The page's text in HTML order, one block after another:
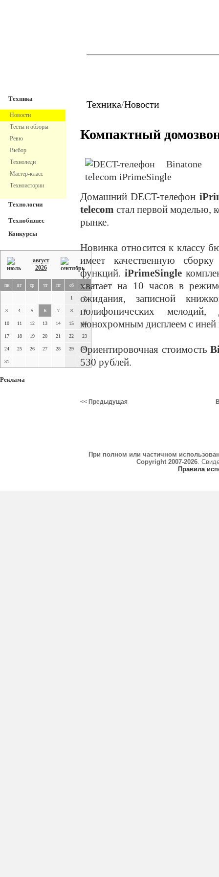
Техника
Новости
Тесты и обзоры
Ревю
Выбор
Техноледи
Мастер-класс
Техноистории
Технологии
Технобизнес
Конкурсы
август
2026
пн вт ср чт пт сб вс
1 2
3 4 5 6 7 8 9
10 11 12 13 14 15 16
17 18 19 20 21 22 23
24 25 26 27 28 29 30
31
Реклама
Техника/Новости
Компактный
Домашний DECT-телефон
telecom стал первой моделью,
рынке.
Новинка относится к классу
имеет качественную
функций. iPrimeSingle
хватает на 10 часов в
ожидания, записной
полифонических
монохромным дисплеем с иней
Ориентировочная стоимость
530 рублей.
<< Предыдущая
При полном или частичном
Copyright 2007-2026.
Правила